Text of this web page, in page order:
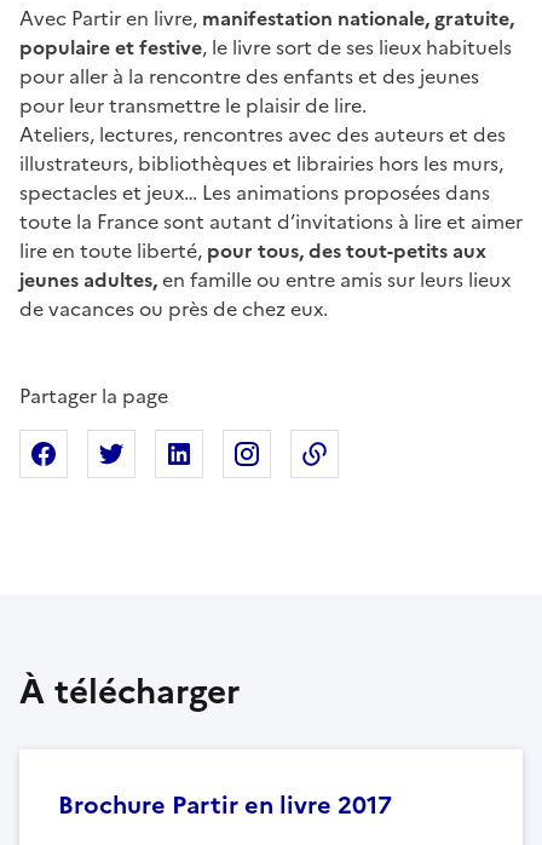
Avec Partir en livre, manifestation nationale, gratuite,
populaire et festive, le livre sort de ses lieux habituels
pour aller à la rencontre des enfants et des jeunes
pour leur transmettre le plaisir de lire.
Ateliers, lectures, rencontres avec des auteurs et des
illustrateurs, bibliothèques et librairies hors les murs,
spectacles et jeux… Les animations proposées dans
toute la France sont autant d’invitations à lire et aimer
lire en toute liberté, pour tous, des tout-petits aux
jeunes adultes,en famille ou entre amis sur leurs lieux
de vacances ou près de chez eux.
Partager la page
Partager sur Facebook
Partager sur XPartager sur Linkedin
Partager sur Instagram
À télécharger
Brochure Partir en livre 2017